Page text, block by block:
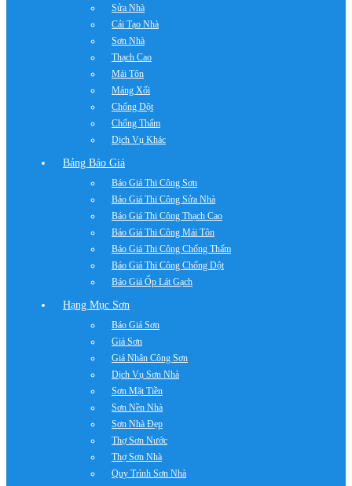
Sửa Nhà
Cải Tạo Nhà
Sơn Nhà
Thạch Cao
Mái Tôn
Máng Xối
Chống Dột
Chống Thấm
Dịch Vụ Khác
Bảng Báo Giá
Báo Giá Thi Công Sơn
Báo Giá Thi Công Sửa Nhà
Báo Giá Thi Công Thạch Cao
Báo Giá Thi Công Mái Tôn
Báo Giá Thi Công Chống Thấm
Báo Giá Thi Công Chống Dột
Báo Giá Ốp Lát Gạch
Hạng Mục Sơn
Báo Giá Sơn
Giá Sơn
Giá Nhân Công Sơn
Dịch Vụ Sơn Nhà
Sơn Mặt Tiền
Sơn Nền Nhà
Sơn Nhà Đẹp
Thợ Sơn Nước
Thợ Sơn Nhà
Quy Trình Sơn Nhà